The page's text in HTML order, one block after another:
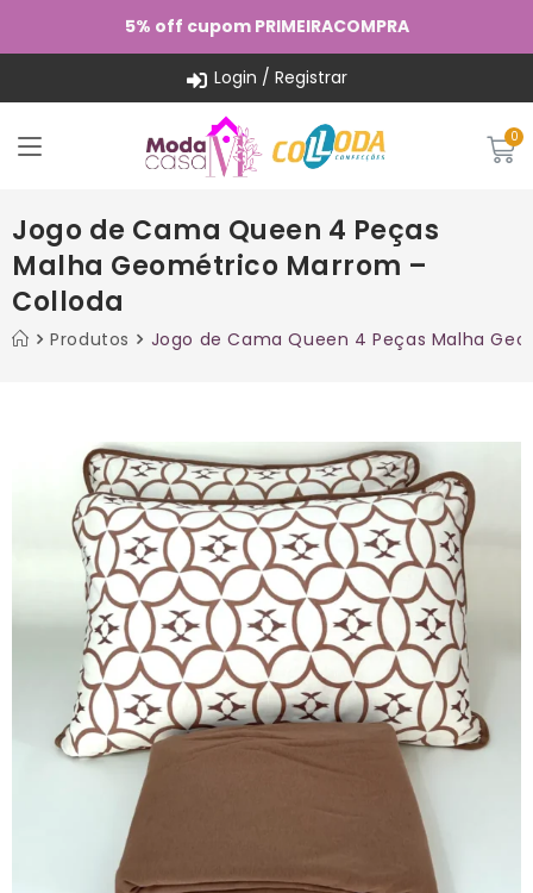
5% off cupom PRIMEIRACOMPRA
Login / Registrar
Jogo de Cama Queen 4 Peças
Malha Geométrico Marrom –
Colloda
Produtos Jogo de Cama Queen 4 Peças Malha